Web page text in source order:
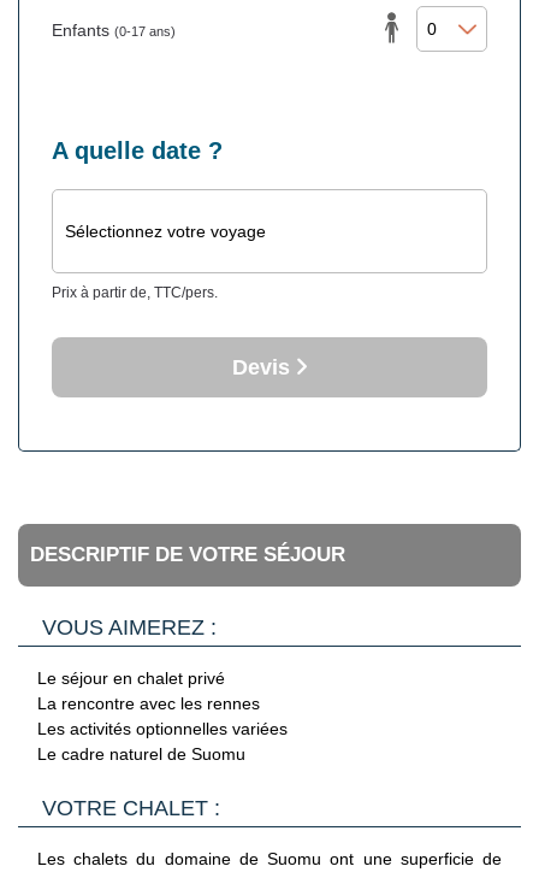
Enfants (0-17 ans)
A quelle date ?
Sélectionnez votre voyage
Prix à partir de, TTC/pers.
Devis
DESCRIPTIF DE VOTRE SÉJOUR
VOUS AIMEREZ :
Le séjour en chalet privé
La rencontre avec les rennes
Les activités optionnelles variées
Le cadre naturel de Suomu
VOTRE CHALET :
Les chalets du domaine de Suomu ont une superficie de